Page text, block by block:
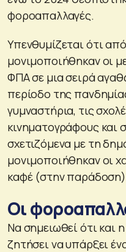
φοροαπαλλαγές.
Υπενθυμίζεται ότι
μονιμοποιήθηκαν οι
ΦΠΑ σε μια σειρά
περίοδο της
γυμναστήρια, τις
κινηματογράφους και
σχετιζόμενα με τη
μονιμοποιήθηκαν οι
καφέ (στην παράδοση)
Οι
Να σημειωθεί ότι και
ζητήσει να υπάρξει